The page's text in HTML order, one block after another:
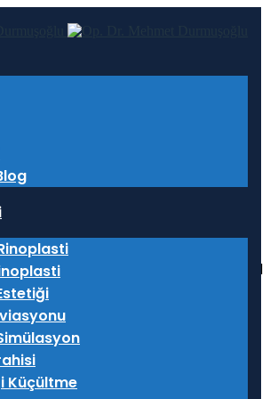
Küçültme
yeni yaş insanın görünüş ve fiziksel
değişiklikler meydana getirir.
kırışıklık, sarkma, leke gibi
ortaya çıkar. Bu değişiklikler yaşam
olsa da kimi zaman insanlar bu
olurlar. Bu rahatsızlıkların